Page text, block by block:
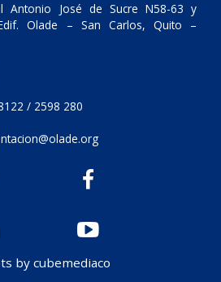
Antonio José de Sucre N58-63 y
Olade – San Carlos, Quito –
/ 2598 280
by cubemediaco